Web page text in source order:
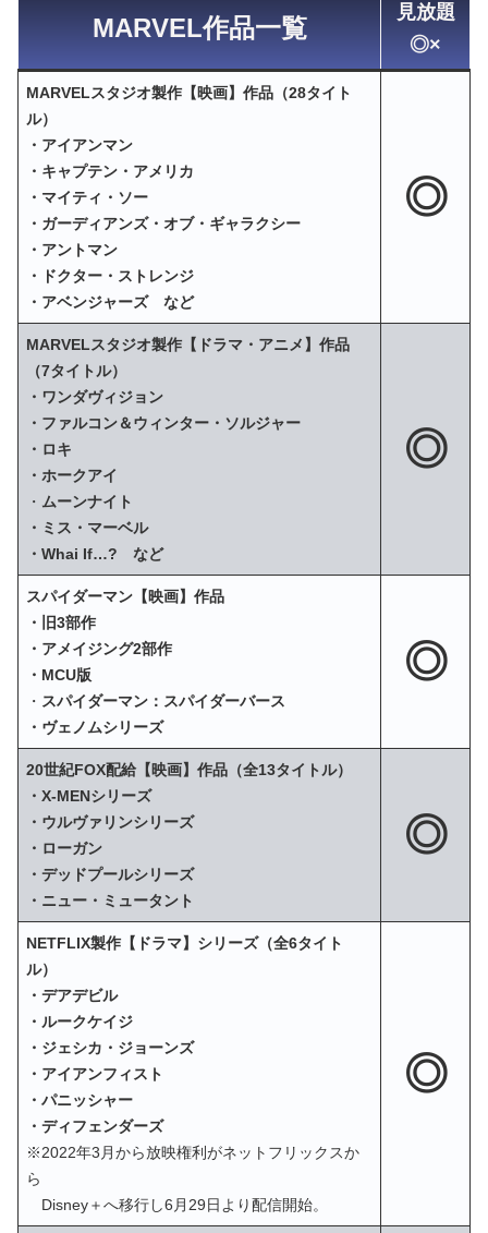
MARVEL作品一覧
見放題
◎×
MARVELスタジオ製作【映画】作品（28タイト
ル）
・アイアンマン
・キャプテン・アメリカ
・マイティ・ソー
・ガーディアンズ・オブ・ギャラクシー
・アントマン
・ドクター・ストレンジ
・アベンジャーズ など
◎
MARVELスタジオ製作【ドラマ・アニメ】作品
（7タイトル）
・ワンダヴィジョン
・ファルコン＆ウィンター・ソルジャー
・ロキ
・ホークアイ
・ ムーンナイト
・ミス・マーベル
・Whai If…? など
◎
スパイダーマン【映画】作品
・旧3部作
・アメイジング2部作
・MCU版
・ スパイダーマン：スパイダーバース
・ヴェノムシリーズ
◎
20世紀FOX配給【映画】作品（全13タイトル）
・X‐MENシリーズ
・ウルヴァリンシリーズ
・ローガン
・デッドプールシリーズ
・ニュー・ミュータント
◎
NETFLIX製作【ドラマ】シリーズ（全6タイト
ル）
・デアデビル
・ルークケイジ
・ジェシカ・ジョーンズ
・アイアンフィスト
・パニッシャー
・ディフェンダーズ
※2022年3月から放映権利がネットフリックスか
ら
Disney＋へ移行し6月29日より配信開始。
◎